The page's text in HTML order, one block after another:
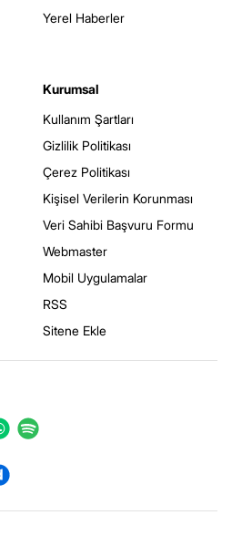
Yerel Haberler
Kurumsal
Kullanım Şartları
Gizlilik Politikası
Çerez Politikası
Kişisel Verilerin Korunması
Veri Sahibi Başvuru Formu
Webmaster
Mobil Uygulamalar
RSS
Sitene Ekle